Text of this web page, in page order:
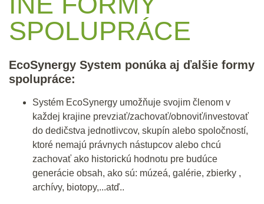
SPOLUPRÁCE
EcoSynergy System ponúka aj ďalšie formy
spolupráce:
Systém EcoSynergy umožňuje svojim členom v
každej krajine prevziať/zachovať/obnoviť/investovať
do dedičstva jednotlivcov, skupín alebo spoločností,
ktoré nemajú právnych nástupcov alebo chcú
zachovať ako historickú hodnotu pre budúce
generácie obsah, ako sú: múzeá, galérie, zbierky ,
archívy, biotopy,...atď..